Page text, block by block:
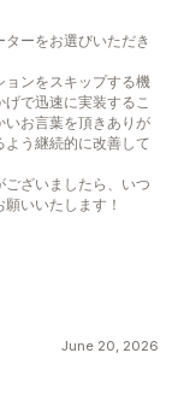
ーをお選びいただき
ョンをスキップする機
で迅速に実装するこ
いお言葉を頂きありが
う継続的に改善して
ざいましたら、いつ
いいたします！
June 20, 2026